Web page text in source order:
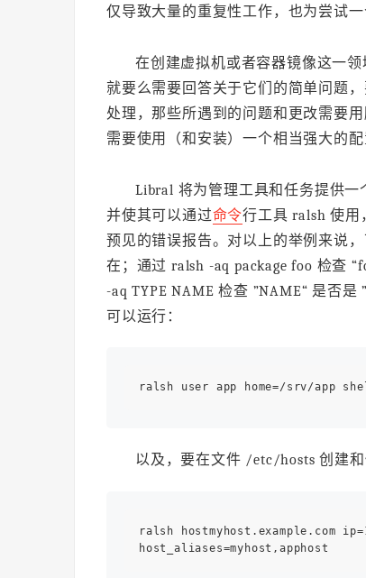
仅导致大量的重复性工作，也为尝试
在创建虚拟机或者容器镜像这一
就要么需要回答关于它们的简单问题
处理，那些所遇到的问题和更改需要
需要使用（和安装）一个相当强大的配
Libral 将为管理工具和任务提供一
并使其可以通过命令行工具 ralsh 使用
预见的错误报告。对以上的举例来说
在；通过 ralsh -aq package foo 检查
-aq TYPE NAME 检查 ”NAME“ 是否
可以运行：
以及，要在文件 /etc/hosts 创建和
ralsh hostmyhost.example.com